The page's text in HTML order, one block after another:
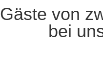
Gäste von
bei